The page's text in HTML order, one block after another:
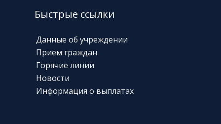
Быстрые ссылки
Данные об учреждении
Прием граждан
Горячие линии
Новости
Информация о выплатах